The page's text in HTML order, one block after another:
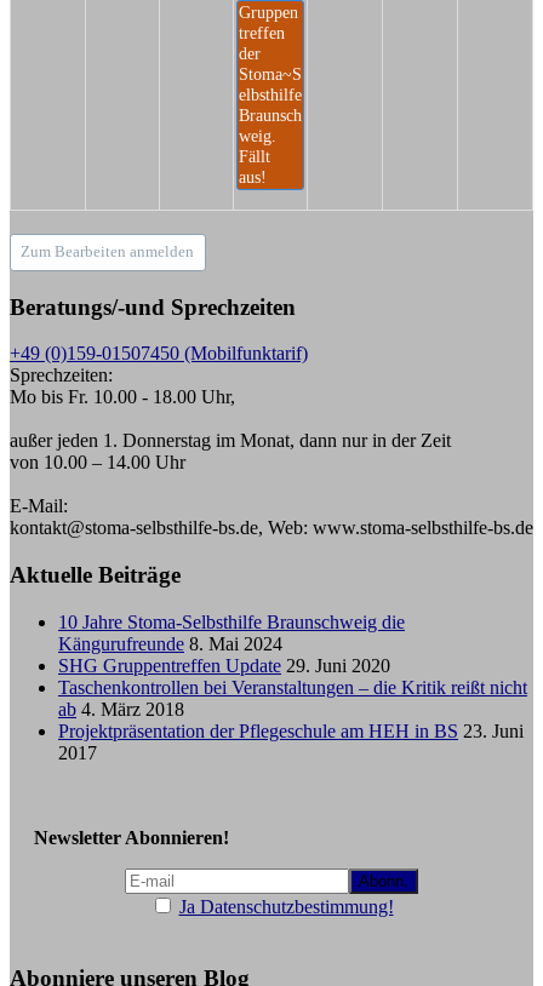
Gruppen
treffen
der
Stoma~S
elbsthilfe
Braunsch
weig.
Fällt
aus!
Zum Bearbeiten anmelden
Beratungs/-und Sprechzeiten
+49 (0)159-01507450 (Mobilfunktarif)
Sprechzeiten:
Mo bis Fr. 10.00 - 18.00 Uhr,
außer jeden 1. Donnerstag im Monat, dann nur in der Zeit
von 10.00 – 14.00 Uhr
E-Mail:
kontakt@stoma-selbsthilfe-bs.de, Web: www.stoma-selbsthilfe-bs.de
Aktuelle Beiträge
10 Jahre Stoma-Selbsthilfe Braunschweig die
Kängurufreunde 8. Mai 2024
SHG Gruppentreffen Update 29. Juni 2020
Taschenkontrollen bei Veranstaltungen – die Kritik reißt nicht
ab 4. März 2018
Projektpräsentation der Pflegeschule am HEH in BS 23. Juni
2017
Newsletter Abonnieren!
Ja Datenschutzbestimmung!
Abonniere unseren Blog